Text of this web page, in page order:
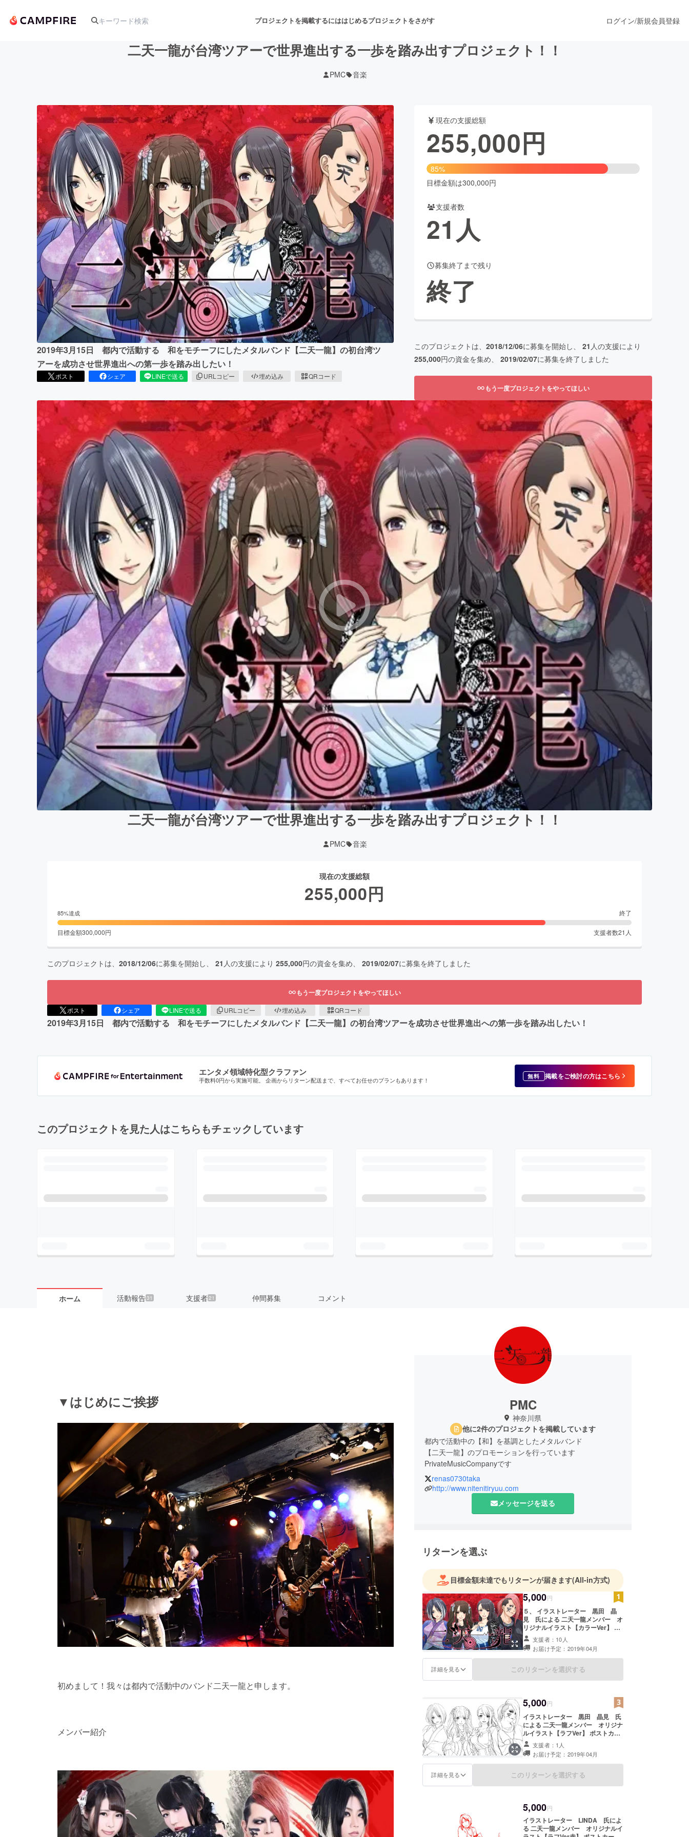
プロジェクトを掲載するにははじめるプロジェクトをさがす
アート・写真 音楽 舞台・パフォーマンス
テクノロジー・ガジェット ゲーム・サービス開発 フード・飲食店 ファッション
映像・映画 書籍・雑誌出版 アニメ・漫画
ビジネス・起業 チャレンジ ビューティー・ヘルスケア
まちづくり・地域活性化
CAMPFIRE for Social Good CAMPFIRE Creation
CAMPFIREふるさと納税machi-ya コミュニティ
ログイン/新規会員登録
二天一龍が台湾ツアーで世界進出する一歩を踏み出すプロジェクト！！
PMC 音楽
2019年3月15日 都内で活動する 和をモチーフにしたメタルバンド【二天一龍】の初台湾ツ
アーを成功させ世界進出への第一歩を踏み出したい！
ポスト シェア LINEで送る URLコピー 埋め込み QRコード
現在の支援総額
255,000円
85%
目標金額は300,000円
支援者数
21 人
募集終了まで残り
終了
このプロジェクトは、 2018/12/06に募集を開始し、 21 人の支援により
255,000円の資金を集め、 2019/02/07に募集を終了しました
もう一度プロジェクトをやってほしい
二天一龍が台湾ツアーで世界進出する一歩を踏み出すプロジェクト！！
PMC 音楽
現在の支援総額
255,000円
85%達成 終了
目標金額300,000円 支援者数21 人
このプロジェクトは、 2018/12/06に募集を開始し、 21 人の支援により 255,000円の資金を集め、 2019/02/07に募集を終了しました
もう一度プロジェクトをやってほしい
ポスト シェア LINEで送る URLコピー 埋め込み QRコード
2019年3月15日 都内で活動する 和をモチーフにしたメタルバンド【二天一龍】の初台湾ツアーを成功させ世界進出への第一歩を踏み出したい！
エンタメ領域特化型クラファン
手数料0円から実施可能。 企画からリターン配送まで、すべてお任せのプランもあります！ 無料 掲載をご検討の方はこちら
このプロジェクトを見た人はこちらもチェックしています
ホーム 活動報告31 支援者21 仲間募集 コメント
▼はじめにご挨拶
初めまして！我々は都内で活動中のバンド二天一龍と申します。
メンバー紹介
PMC
神奈川県
他に2件のプロジェクトを掲載しています
都内で活動中の【和】を基調としたメタルバンド
【二天一龍】のプロモーションを行っています
PrivateMusicCompanyです
活動歴
二天一龍について
・コンセプト
に独自のサウンドメイクに取り組んでいる。
人と人との繋がりや家族を大切にしつつ、低音の効いたサウ
ンドと激しいパフォーマンスを繰り広げる。
・メディア起用
都内ライブハウス出演に加え、地上波TV番組やネットTV、
雑誌へも出演している。
2015年10月には初の単独公演を行い、現在隔週でネットTV
ワロップにて自身の番組「天真爛漫娘」を放送するなど勢力
的に活動している。
イトにて特集が組まれフランスの人気ケーブルテレビ
『NOLIFE』にてMVが放送されている。
詳細はhttp://nitenitiryuu.comをご覧下さい。
renas0730taka
http://www.nitenitiryuu.com
メッセージを送る
リターンを選ぶ
目標金額未達でもリターンが届きます(All-in方式)
5,000円
５、 イラストレーター 黒田 晶
見 氏による 二天一龍メンバー オ
リジナルイラスト【カラーVer】 ポ
ストカード【メンバー全員のサイン
付き】 ５千円【クラウドファンディ
ング限定】 2019年4月以降 発送
支援者：10人
お届け予定：2019年04月
詳細を見る このリターンを選択する
5,000円
イラストレーター 黒田 晶見 氏
による 二天一龍メンバー オリジナ
ルイラスト【ラフVer】 ポストカー
ド【メンバー全員のサイン付き】 ５
千円【クラウドファンディング限
定】 2019年4月以降 発送
支援者：1人
お届け予定：2019年04月
詳細を見る このリターンを選択する
5,000円
イラストレーター LINDA 氏によ
る 二天一龍メンバー オリジナルイ